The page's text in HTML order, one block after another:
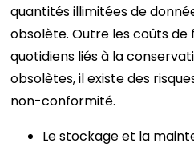
quantités illimitées de
obsolète. Outre les coûts
quotidiens liés à la
obsolètes, il existe des
non-conformité.
Le stockage et la